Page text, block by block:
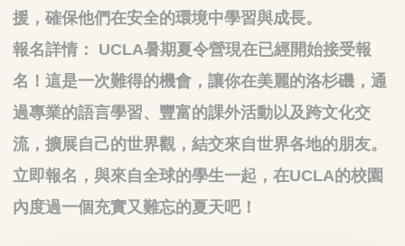
援，確保他們在安全的環境中學習與成長。
報名詳情： UCLA暑期夏令營現在已經開始接受報
名！這是一次難得的機會，讓你在美麗的洛杉磯，通
過專業的語言學習、豐富的課外活動以及跨文化交
流，擴展自己的世界觀，結交來自世界各地的朋友。
立即報名，與來自全球的學生一起，在UCLA的校園
內度過一個充實又難忘的夏天吧！